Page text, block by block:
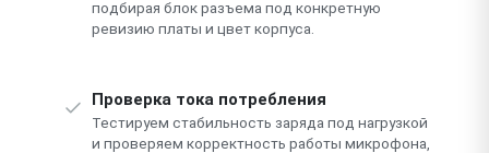
подбирая блок разъема под конкретную
ревизию платы и цвет корпуса.
Проверка тока потребления
Тестируем стабильность заряда под нагрузкой
и проверяем корректность работы микрофона,